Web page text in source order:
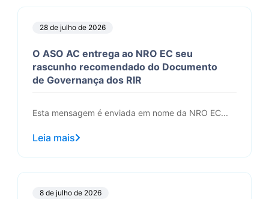
28 de julho de 2026
O ASO AC entrega ao NRO EC seu
rascunho recomendado do Documento
de Governança dos RIR
Esta mensagem é enviada em nome da NRO EC...
Leia mais
8 de julho de 2026